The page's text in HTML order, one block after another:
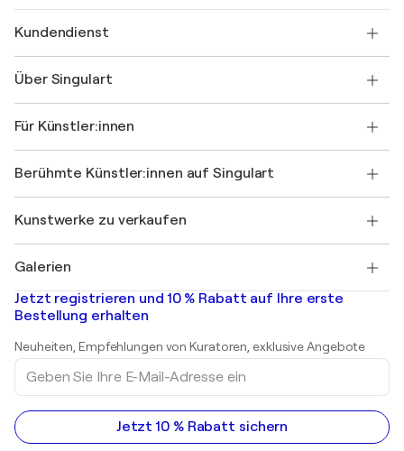
Kundendienst
Versand
Einen Gutschein verschenken
Werden Sie Mitglied unseres Handelsprogramms
Ihr Konto
+49 30 31196995
Über Singulart
FAQ
Singulart-Magazin
Jobs
Entdecken Sie kuratierte Originalkunst
Für Künstler:innen
Als Künstler anmelden
Berühmte Künstler:innen auf Singulart
Marc Chagall
Banksy
Mr. Brainwash
Shepard Fairey
Kunstwerke zu verkaufen
Abstrakte Gemälde zu verkaufen
Landschaftsgemälde
Drucke
Acrylgemälde
Galerien
Kunstgalerien in Deutschland
Kunstgalerien in Schweiz
Jetzt registrieren und 10 % Rabatt auf Ihre erste
Bestellung erhalten
Neuheiten, Empfehlungen von Kuratoren, exklusive Angebote
Geben
Sie
Ihre
E-
Mail-
Adresse
Jetzt 10 % Rabatt sichern